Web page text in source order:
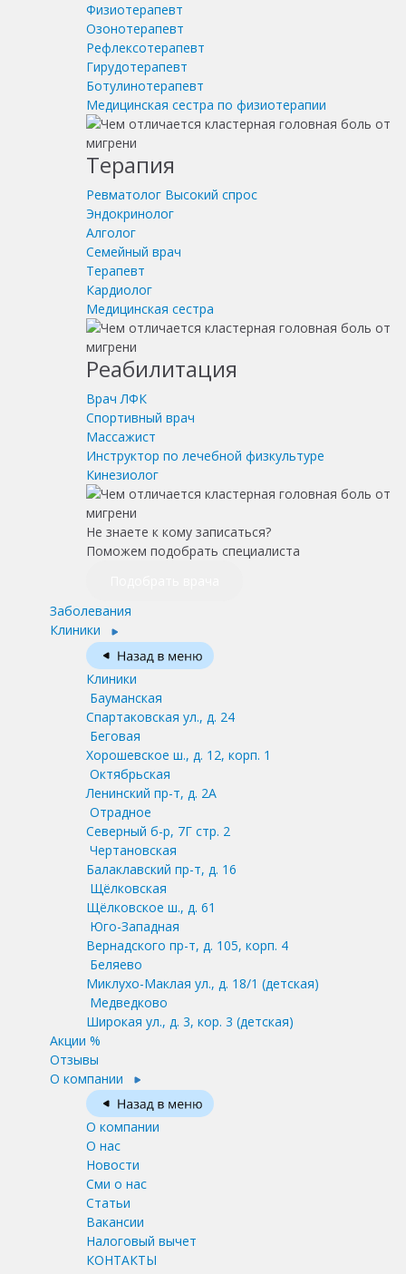
Физиотерапевт
Озонотерапевт
Рефлексотерапевт
Гирудотерапевт
Ботулинотерапевт
Медицинская сестра по физиотерапии
Терапия
Ревматолог Высокий спрос
Эндокринолог
Алголог
Семейный врач
Терапевт
Кардиолог
Медицинская сестра
Реабилитация
Врач ЛФК
Спортивный врач
Массажист
Инструктор по лечебной физкультуре
Кинезиолог
Не знаете к кому записаться?
Поможем подобрать специалиста
Заболевания
Клиники
Клиники
Бауманская
Спартаковская ул., д. 24
Беговая
Хорошевское ш., д. 12, корп. 1
Октябрьская
Ленинский пр-т, д. 2А
Отрадное
Северный б-р, 7Г стр. 2
Чертановская
Балаклавский пр-т, д. 16
Щёлковская
Щёлковское ш., д. 61
Юго-Западная
Вернадского пр-т, д. 105, корп. 4
Беляево
Миклухо-Маклая ул., д. 18/1 (детская)
Медведково
Широкая ул., д. 3, кор. 3 (детская)
Акции %
Отзывы
О компании
О компании
О нас
Новости
Сми о нас
Статьи
Вакансии
Налоговый вычет
КОНТАКТЫ